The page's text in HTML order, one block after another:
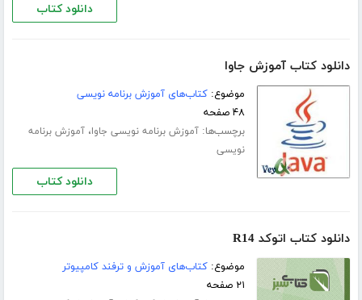
دانلود کتاب
دانلود کتاب آموزش جاوا
موضوع:کتاب‌های آموزش برنامه نویسی
۴۸ صفحه
برچسب‌ها:آموزش برنامه نویسی جاوا،آموزش برنامه
نویسی
دانلود کتاب
دانلود کتاب اتوکد R14
موضوع:کتاب‌های آموزش و ترفند کامپیوتر
۲۱ صفحه